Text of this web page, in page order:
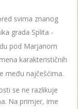
svima znanog
grada Splita -
pod Marjanom
karakterističnih
među najčešćima.
se ne razlikuje
Na primjer, ime